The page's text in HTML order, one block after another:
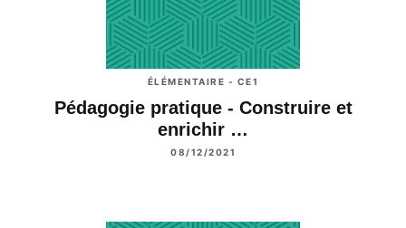
ÉLÉMENTAIRE - CE1
Pédagogie pratique - Construire et
enrichir …
08/12/2021